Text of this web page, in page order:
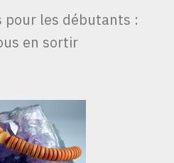
pour les débutants :
en sortir